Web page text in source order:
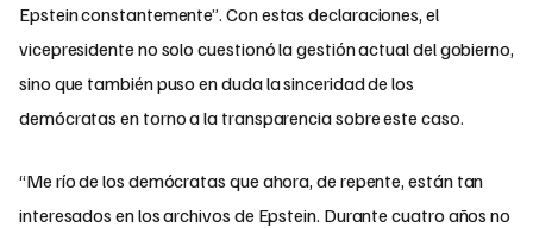
Epstein constantemente”. Con estas declaraciones, el
vicepresidente no solo cuestionó la gestión actual del gobierno,
sino que también puso en duda la sinceridad de los
demócratas en torno a la transparencia sobre este caso.
“Me río de los demócratas que ahora, de repente, están tan
interesados en los archivos de Epstein. Durante cuatro años no